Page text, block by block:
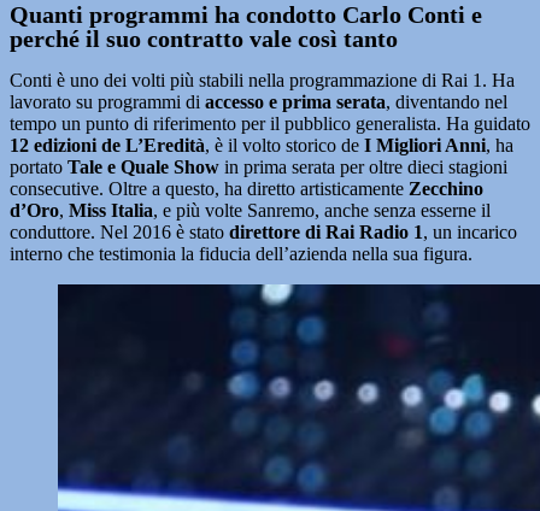
Quanti programmi ha condotto Carlo Conti e
perché il suo contratto vale così tanto
Conti è uno dei volti più stabili nella programmazione di Rai 1. Ha
lavorato su programmi di accesso e prima serata, diventando nel
tempo un punto di riferimento per il pubblico generalista. Ha guidato
12 edizioni de L’Eredità, è il volto storico de I Migliori Anni, ha
portato Tale e Quale Show in prima serata per oltre dieci stagioni
consecutive. Oltre a questo, ha diretto artisticamente Zecchino
d’Oro, Miss Italia, e più volte Sanremo, anche senza esserne il
conduttore. Nel 2016 è stato direttore di Rai Radio 1, un incarico
interno che testimonia la fiducia dell’azienda nella sua figura.